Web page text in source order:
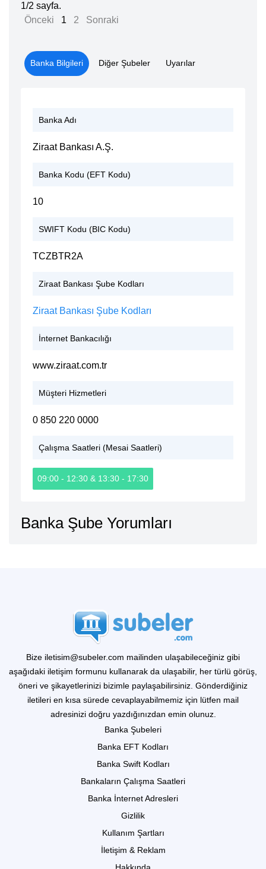
1/2 sayfa.
Önceki
1 2 Sonraki
Banka Bilgileri Diğer Şubeler Uyarılar
Banka Adı
Ziraat Bankası A.Ş.
Banka Kodu (EFT Kodu)
10
SWIFT Kodu (BIC Kodu)
TCZBTR2A
Ziraat Bankası Şube Kodları
Ziraat Bankası Şube Kodları
İnternet Bankacılığı
www.ziraat.com.tr
Müşteri Hizmetleri
0 850 220 0000
Çalışma Saatleri (Mesai Saatleri)
09:00 - 12:30 & 13:30 - 17:30
Banka Şube Yorumları
Bize iletisim@subeler.com mailinden ulaşabileceğiniz gibi
aşağıdaki iletişim formunu kullanarak da ulaşabilir, her türlü görüş,
öneri ve şikayetlerinizi bizimle paylaşabilirsiniz. Gönderdiğiniz
iletileri en kısa sürede cevaplayabilmemiz için lütfen mail
adresinizi doğru yazdığınızdan emin olunuz.
Banka Şubeleri
Banka EFT Kodları
Banka Swift Kodları
Bankaların Çalışma Saatleri
Banka İnternet Adresleri
Gizlilik
Kullanım Şartları
İletişim & Reklam